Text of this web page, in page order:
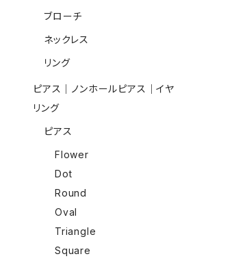
ブローチ
ネックレス
リング
ピアス｜ノンホールピアス｜イヤ
リング
ピアス
Flower
Dot
Round
Oval
Triangle
Square